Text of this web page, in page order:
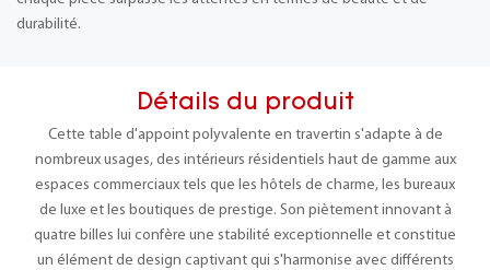
durabilité.
Détails du produit
Cette table d'appoint polyvalente en travertin s'adapte à de
nombreux usages, des intérieurs résidentiels haut de gamme aux
espaces commerciaux tels que les hôtels de charme, les bureaux
de luxe et les boutiques de prestige. Son piètement innovant à
quatre billes lui confère une stabilité exceptionnelle et constitue
un élément de design captivant qui s'harmonise avec différents